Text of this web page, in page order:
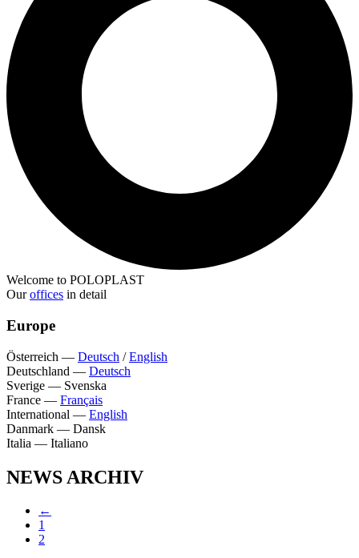
Welcome to POLOPLAST
Ouroffices in detail
Europe
Österreich — Deutsch /English
Deutschland — Deutsch
Sverige — Svenska
France — Français
International — English
Danmark — Dansk
Italia — Italiano
NEWS ARCHIV
←
1
2